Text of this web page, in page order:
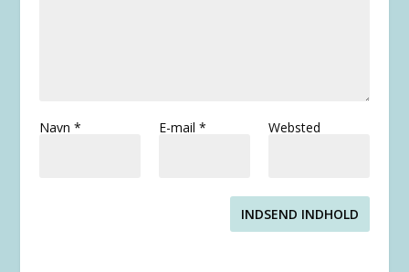
Navn * E-mail * Websted
INDSEND INDHOLD